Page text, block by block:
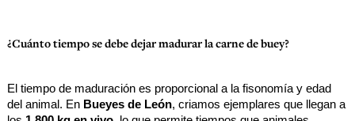
¿Cuánto tiempo se debe dejar madurar la carne de buey?
El tiempo de maduración es proporcional a la fisonomía y edad
del animal. En Bueyes de León, criamos ejemplares que llegan a